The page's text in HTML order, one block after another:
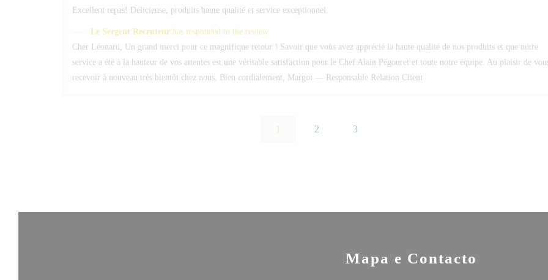
Excellent repas! Délicieuse, produits haute qualité et service exceptionnel.
Le Sergent Recruteur has responded to the review
Cher Léonard, Un grand merci pour ce magnifique retour ! Savoir que vous avez apprécié la haute qualité de nos produits et que notre
service a été à la hauteur de vos attentes est une véritable satisfaction pour le Chef Alain Pégouret et toute notre équipe. Au plaisir de
recevoir à nouveau très bientôt chez nous. Bien cordialement, Margot — Responsable Relation Client
1 2 3
Mapa e Contacto